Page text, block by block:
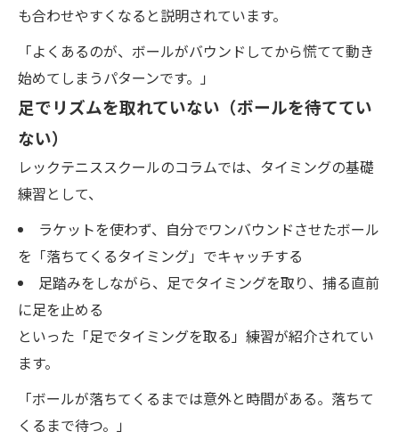
も合わせやすくなると説明されています。
「よくあるのが、ボールがバウンドしてから慌てて動き
始めてしまうパターンです。」
足でリズムを取れていない（ボールを待ててい
ない）
レックテニススクールのコラムでは、タイミングの基礎
練習として、
ラケットを使わず、自分でワンバウンドさせたボール
を「落ちてくるタイミング」でキャッチする
足踏みをしながら、足でタイミングを取り、捕る直前
に足を止める
といった「足でタイミングを取る」練習が紹介されてい
ます。
「ボールが落ちてくるまでは意外と時間がある。落ちて
くるまで待つ。」